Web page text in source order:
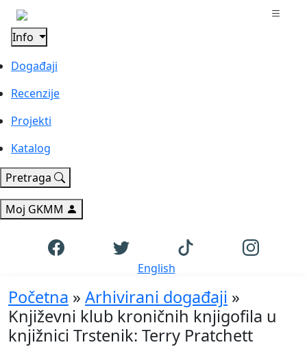
Info
Događaji
Recenzije
Projekti
Katalog
Pretraga
Moj GKMM
English
Početna » Arhivirani događaji »
Književni klub kroničnih knjigofila u
knjižnici Trstenik: Terry Pratchett